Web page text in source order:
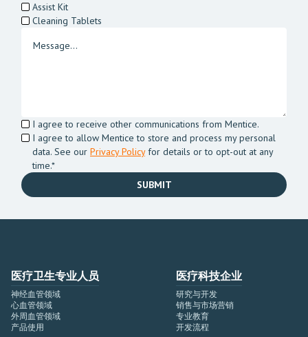
Assist Kit
Cleaning Tablets
I agree to receive other communications from Mentice.
I agree to allow Mentice to store and process my personal
data. See our Privacy Policyfor details or to opt-out at any
time.*
医疗卫生专业人员
神经血管领域
心血管领域
外周血管领域
产品使用
医疗科技企业
研究与开发
销售与市场营销
专业教育
开发流程